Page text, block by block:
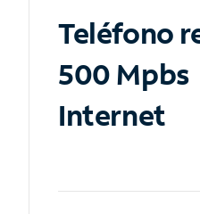
Teléfono
500 Mpbs
Internet